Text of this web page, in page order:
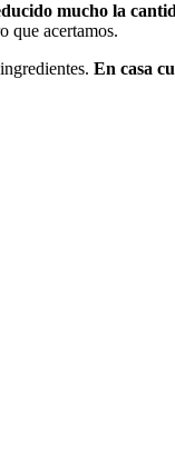
mucho la
que acertamos.
En casa